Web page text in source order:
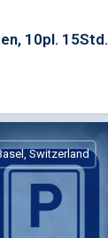
10pl.
Switzerland